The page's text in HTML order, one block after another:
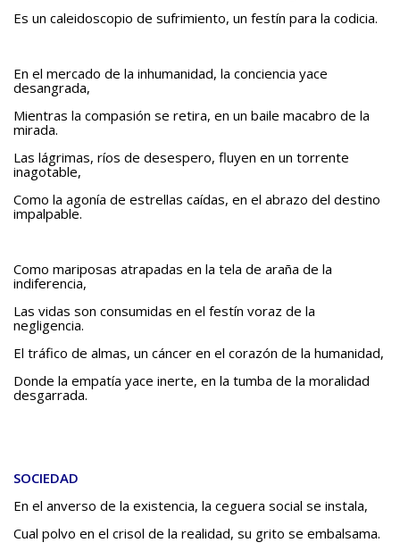
BAQUIANA – Año XXVII / Nº 137 – 138 / Enero – Junio 2026
Enlaces
BAQUIANA – ENLACES I
BAQUIANA – ENLACES II
BAQUIANA – ENLACES III
Números Anteriores
BAQUIANA – Números Anteriores (2021 – 2025)
BAQUIANA – Números Anteriores (2010 – 2015)
BAQUIANA – Números Anteriores (2005 – 2010)
Es un caleidoscopio de sufrimiento, un festín para la codicia.
En el mercado de la inhumanidad, la conciencia yace
desangrada,
Mientras la compasión se retira, en un baile macabro de la
mirada.
Las lágrimas, ríos de desespero, fluyen en un torrente
inagotable,
Como la agonía de estrellas caídas, en el abrazo del destino
impalpable.
Como mariposas atrapadas en la tela de araña de la
indiferencia,
Las vidas son consumidas en el festín voraz de la
negligencia.
El tráfico de almas, un cáncer en el corazón de la humanidad,
Donde la empatía yace inerte, en la tumba de la moralidad
desgarrada.
SOCIEDAD
En el anverso de la existencia, la ceguera social se instala,
Cual polvo en el crisol de la realidad, su grito se embalsama.